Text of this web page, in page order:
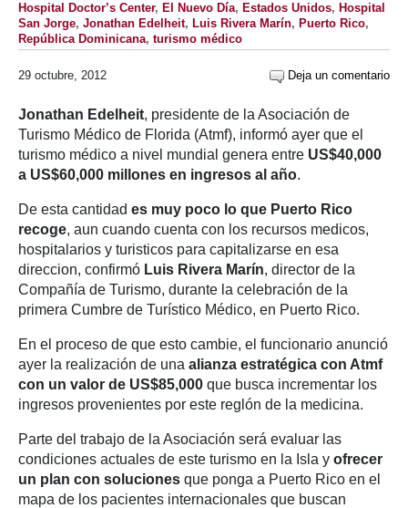
Hospital Doctor’s Center, El Nuevo Día, Estados Unidos, Hospital
San Jorge, Jonathan Edelheit, Luis Rivera Marín, Puerto Rico,
República Dominicana, turismo médico
29 octubre, 2012 Deja un comentario
Jonathan Edelheit, presidente de la Asociación de
Turismo Médico de Florida (Atmf), informó ayer que el
turismo médico a nivel mundial genera entre US$40,000
a US$60,000 millones en ingresos al año.
De esta cantidad es muy poco lo que Puerto Rico
recoge, aun cuando cuenta con los recursos medicos,
hospitalarios y turisticos para capitalizarse en esa
direccion, confirmó Luis Rivera Marín, director de la
Compañía de Turismo, durante la celebración de la
primera Cumbre de Turístico Médico, en Puerto Rico.
En el proceso de que esto cambie, el funcionario anunció
ayer la realización de una alianza estratégica con Atmf
con un valor de US$85,000 que busca incrementar los
ingresos provenientes por este reglón de la medicina.
Parte del trabajo de la Asociación será evaluar las
condiciones actuales de este turismo en la Isla y ofrecer
un plan con soluciones que ponga a Puerto Rico en el
mapa de los pacientes internacionales que buscan